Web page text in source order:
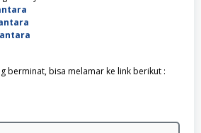
berminat, bisa melamar ke link berikut :